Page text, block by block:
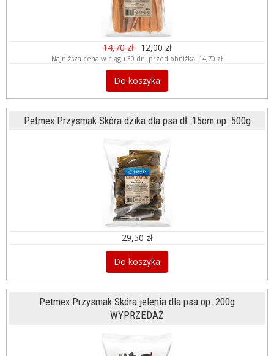
14,70 zł 12,00 zł
Najniższa cena w ciągu 30 dni przed obniżką: 14,70 zł
Do koszyka
Petmex Przysmak Skóra dzika dla psa dł. 15cm op. 500g
29,50 zł
Do koszyka
Petmex Przysmak Skóra jelenia dla psa op. 200g
WYPRZEDAŻ